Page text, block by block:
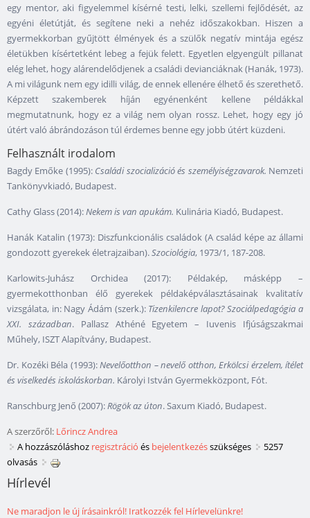
egy mentor, aki figyelemmel kísérné testi, lelki, szellemi fejlődését, az
egyéni életútját, és segítene neki a nehéz időszakokban. Hiszen a
gyermekkorban gyűjtött élmények és a szülők negatív mintája egész
életükben kísértetként lebeg a fejük felett. Egyetlen elgyengült pillanat
elég lehet, hogy alárendelődjenek a családi devianciáknak (Hanák, 1973).
A mi világunk nem egy idilli világ, de ennek ellenére élhető és szerethető.
Képzett szakemberek híján egyénenként kellene példákkal
megmutatnunk, hogy ez a világ nem olyan rossz. Lehet, hogy egy jó
útért való ábrándozáson túl érdemes benne egy jobb útért küzdeni.
Felhasznált irodalom
Bagdy Emőke (1995): Családi szocializáció és személyiségzavarok. Nemzeti
Tankönyvkiadó, Budapest.
Cathy Glass (2014):Nekem is van apukám. Kulinária Kiadó, Budapest.
Hanák Katalin (1973): Diszfunkcionális családok (A család képe az állami
gondozott gyerekek életrajzaiban).Szociológia, 1973/1, 187-208.
Karlowits-Juhász Orchidea (2017): Példakép, másképp –
gyermekotthonban élő gyerekek példaképválasztásainak kvalitatív
vizsgálata, in: Nagy Ádám (szerk.): Tizenkilencre lapot? Szociálpedagógia a
XXI. században. Pallasz Athéné Egyetem – Iuvenis Ifjúságszakmai
Műhely, ISZT Alapítvány, Budapest.
Dr. Kozéki Béla (1993):Nevelőotthon – nevelő otthon, Erkölcsi érzelem, ítélet
és viselkedés iskoláskorban. Károlyi István Gyermekközpont, Fót.
Ranschburg Jenő (2007):Rögök az úton. Saxum Kiadó, Budapest.
A szerzőről: Lőrincz Andrea
A hozzászóláshoz regisztráció és bejelentkezésszükséges
5257
olvasás
Hírlevél
Ne maradjon le új írásainkról! Iratkozzék fel Hírlevelünkre!